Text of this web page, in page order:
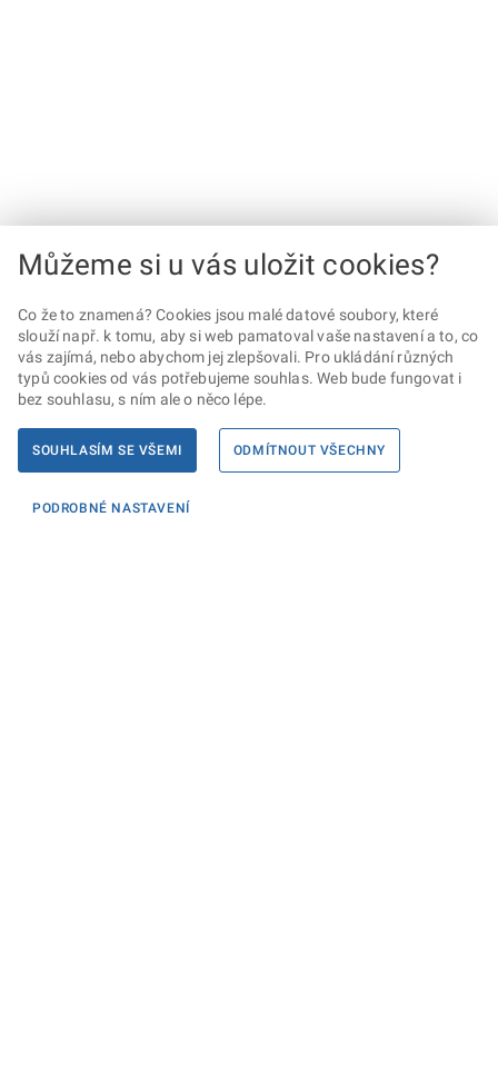
Můžeme si u vás uložit cookies?
Co že to znamená? Cookies jsou malé datové soubory, které
slouží např. k tomu, aby si web pamatoval vaše nastavení a to, co
vás zajímá, nebo abychom jej zlepšovali. Pro ukládání různých
typů cookies od vás potřebujeme souhlas. Web bude fungovat i
bez souhlasu, s ním ale o něco lépe.
SOUHLASÍM SE VŠEMI ODMÍTNOUT VŠECHNY
PODROBNÉ NASTAVENÍ